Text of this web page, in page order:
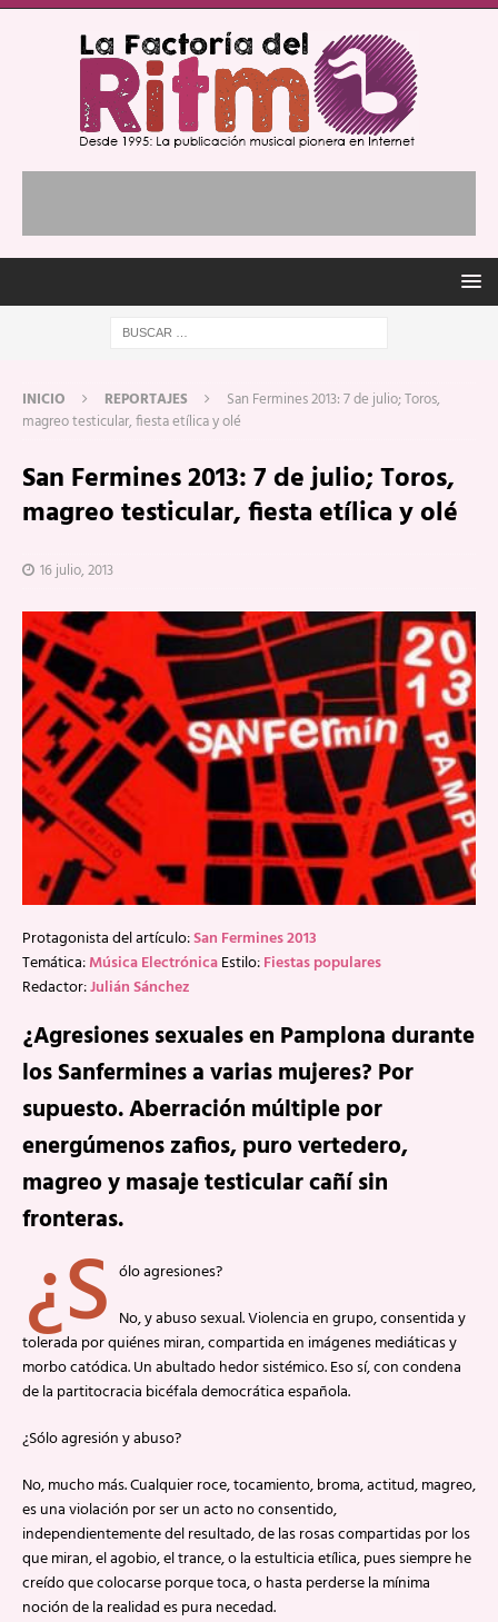
INICIO REPORTAJES
San Fermines 2013: 7 de julio; Toros,
magreo testicular, fiesta etílica y olé
San Fermines 2013: 7 de julio; Toros,
magreo testicular, fiesta etílica y olé
16 julio, 2013
Protagonista del artículo:San Fermines 2013
Temática:Música ElectrónicaEstilo:Fiestas populares
Redactor:Julián Sánchez
¿Agresiones sexuales en Pamplona durante
los Sanfermines a varias mujeres? Por
supuesto. Aberración múltiple por
energúmenos zafios, puro vertedero,
magreo y masaje testicular cañí sin
fronteras.
¿S ólo agresiones?
No, y abuso sexual. Violencia en grupo, consentida y
tolerada por quiénes miran, compartida en imágenes mediáticas y
morbo catódica. Un abultado hedor sistémico. Eso sí, con condena
de la partitocracia bicéfala democrática española.
¿Sólo agresión y abuso?
No, mucho más. Cualquier roce, tocamiento, broma, actitud, magreo,
es una violación por ser un acto no consentido,
independientemente del resultado, de las rosas compartidas por los
que miran, el agobio, el trance, o la estulticia etílica, pues siempre he
creído que colocarse porque toca, o hasta perderse la mínima
noción de la realidad es pura necedad.